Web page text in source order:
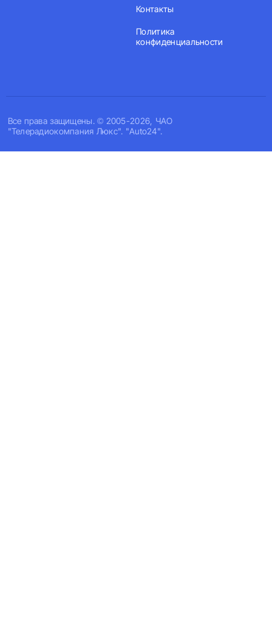
Все права защищены. © 2005-2026, ЧАО
"Телерадиокомпания Люкс". "Auto24".
Контакты
Политика
конфиденциальности